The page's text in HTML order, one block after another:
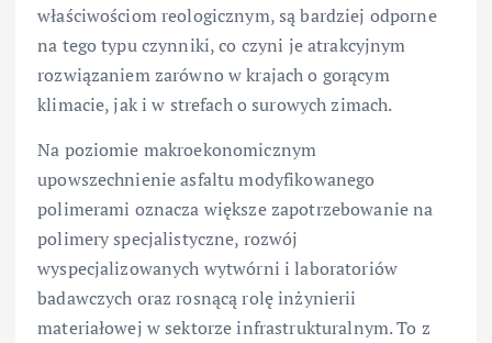
właściwościom reologicznym, są bardziej odporne
na tego typu czynniki, co czyni je atrakcyjnym
rozwiązaniem zarówno w krajach o gorącym
klimacie, jak i w strefach o surowych zimach.
Na poziomie makroekonomicznym
upowszechnienie asfaltu modyfikowanego
polimerami oznacza większe zapotrzebowanie na
polimery specjalistyczne, rozwój
wyspecjalizowanych wytwórni i laboratoriów
badawczych oraz rosnącą rolę inżynierii
materiałowej w sektorze infrastrukturalnym. To z